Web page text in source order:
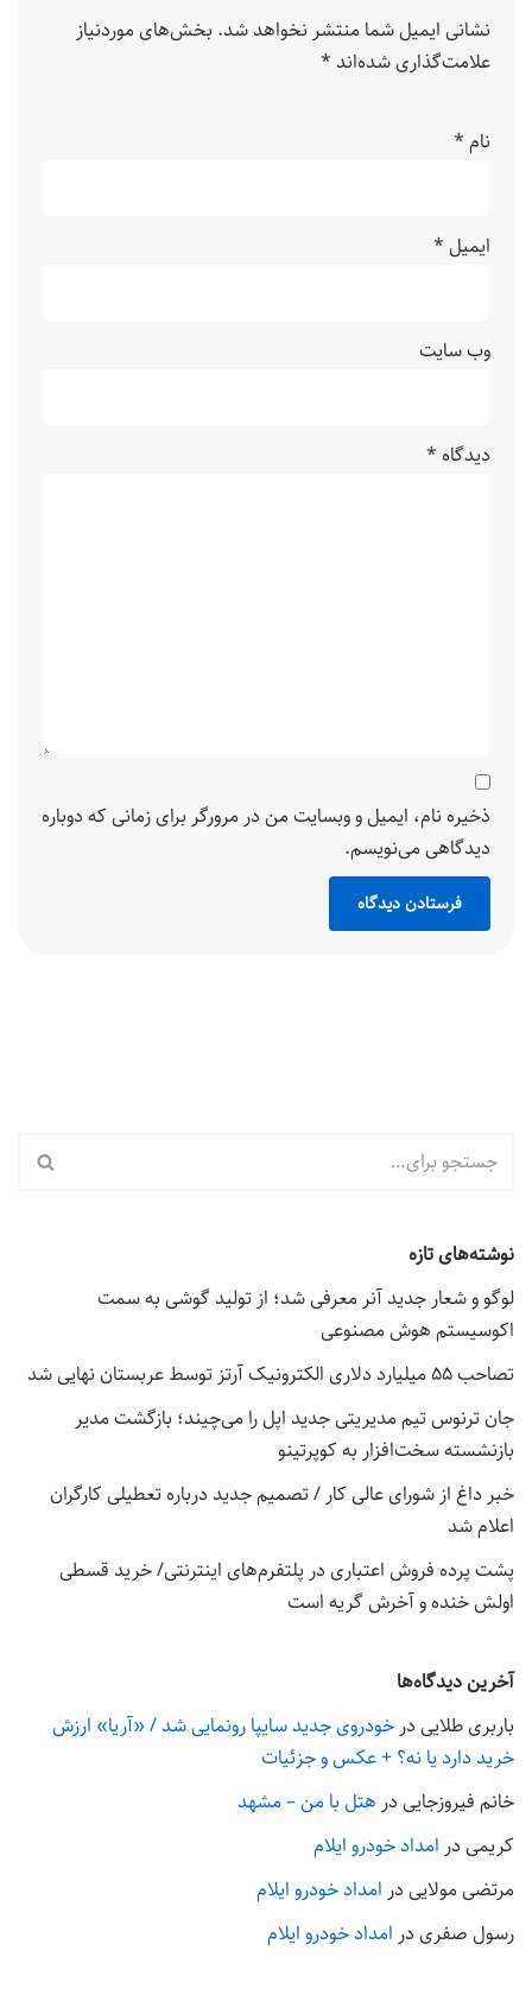
نشانی ایمیل شما منتشر نخواهد شد. بخش‌های موردنیاز
علامت‌گذاری شده‌اند *
نام *
ایمیل *
وب‌ سایت
دیدگاه *
ذخیره نام، ایمیل و وبسایت من در مرورگر برای زمانی که دوباره
دیدگاهی می‌نویسم.
نوشته‌های تازه
لوگو و شعار جدید آنر معرفی شد؛ از تولید گوشی به سمت
اکوسیستم هوش مصنوعی
تصاحب ۵۵ میلیارد دلاری الکترونیک آرتز توسط عربستان نهایی شد
جان ترنوس تیم مدیریتی جدید اپل را می‌چیند؛ بازگشت مدیر
بازنشسته سخت‌افزار به کوپرتینو
خبر داغ از شورای عالی کار / تصمیم جدید درباره تعطیلی کارگران
اعلام شد
پشت پرده فروش اعتباری در پلتفرم‌های اینترنتی/ خرید قسطی
اولش خنده و آخرش گریه است
آخرین دیدگاه‌ها
باربری طلایی در خودروی جدید سایپا رونمایی شد / «آریا» ارزش
خرید دارد یا نه؟ + عکس و جزئیات
خانم فیروزجایی در هتل با من – مشهد
کریمی در امداد خودرو ایلام
مرتضی مولایی در امداد خودرو ایلام
رسول صفری در امداد خودرو ایلام